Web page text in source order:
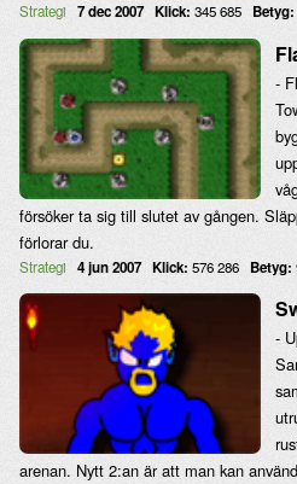
Strategi 7 dec 2007 Klick: 345 685 Betyg:
-
försöker ta sig till slutet av gången.
förlorar du.
Strategi 4 jun 2007 Klick: 576 286 Betyg:
-
arenan. Nytt 2:an är att man kan